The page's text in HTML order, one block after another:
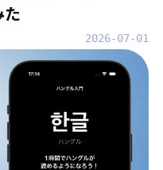
た
2026-07-01